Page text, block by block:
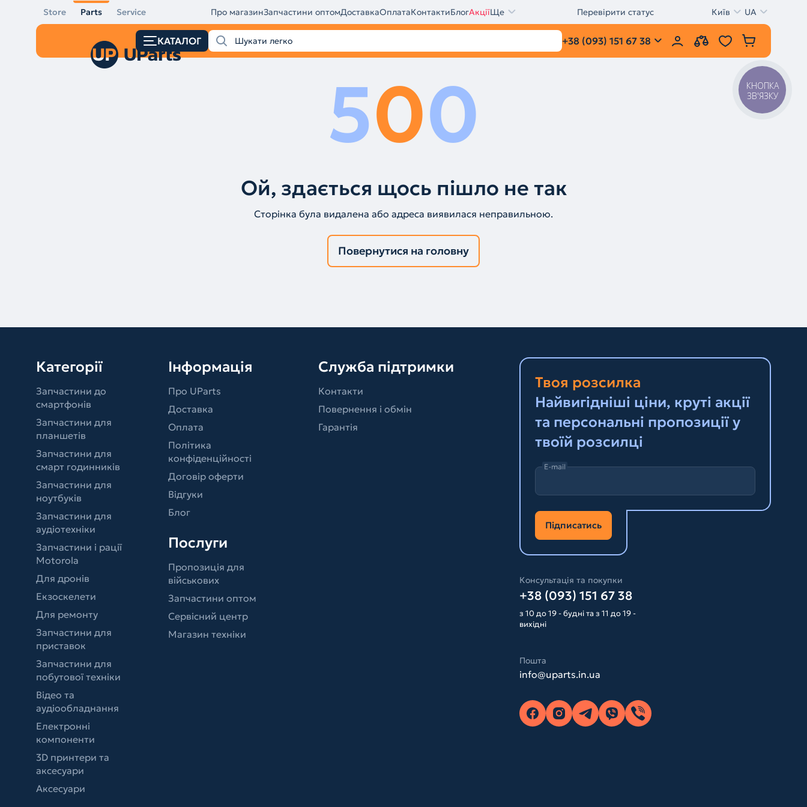
Store Parts Service Про магазинЗапчастини оптомДоставкаОплатаКонтактиБлогАкціїЩе Перевірити статус Київ UA
КАТАЛОГ +38 (093) 151 67 38
500
Ой, здається щось пішло не так
Сторінка була видалена або адреса виявилася неправильною.
Повернутися на головну
Категорії
Запчастини до
смартфонів
Запчастини для
планшетів
Запчастини для
смарт годинників
Запчастини для
ноутбуків
Запчастини для
аудіотехніки
Запчастини і рації
Motorola
Для дронів
Екзоскелети
Для ремонту
Запчастини для
приставок
Запчастини для
побутової техніки
Відео та
аудіообладнання
Електронні
компоненти
3D принтери та
аксесуари
Аксесуари
Інформація
Про UParts
Доставка
Оплата
Політика
конфіденційності
Договір оферти
Відгуки
Блог
Послуги
Пропозиція для
військових
Запчастини оптом
Сервісний центр
Магазин техніки
Служба підтримки
Контакти
Повернення і обмін
Гарантія
Твоя розсилка
Найвигідніші ціни, круті акції
та персональні пропозиції у
твоїй розсилці
E-mail
Підписатись
Консультація та покупки
+38 (093) 151 67 38
з 10 до 19 - будні та з 11 до 19 -
вихідні
Пошта
info@uparts.in.ua
КНОПКА
ЗВ'ЯЗКУ